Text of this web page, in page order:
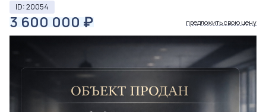
ID: 20054
3 600 000 ₽ предложить свою цену